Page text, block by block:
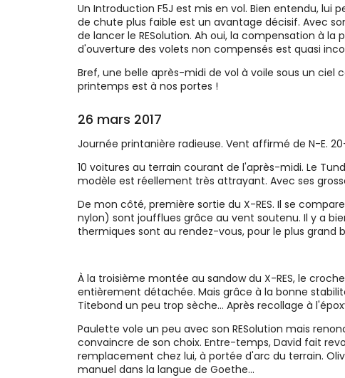
Un Introduction F5J est mis en vol. Bien entendu, lui
de chute plus faible est un avantage décisif. Avec
de lancer le RESolution. Ah oui, la compensation à
d'ouverture des volets non compensés est quasi
Bref, une belle après-midi de vol à voile sous un
printemps est à nos portes !
26 mars 2017
Journée printanière radieuse. Vent affirmé de N-E.
10 voitures au terrain courant de l'après-midi. Le
modèle est réellement très attrayant. Avec ses
De mon côté, première sortie du X-RES. Il se
nylon) sont joufflues grâce au vent soutenu. Il y a
thermiques sont au rendez-vous, pour le plus grand
À la troisième montée au sandow du X-RES, le
entièrement détachée. Mais grâce à la bonne
Titebond un peu trop sèche... Après recollage à
Paulette vole un peu avec son RESolution mais
convaincre de son choix. Entre-temps, David fait
remplacement chez lui, à portée d'arc du terrain.
manuel dans la langue de Goethe...